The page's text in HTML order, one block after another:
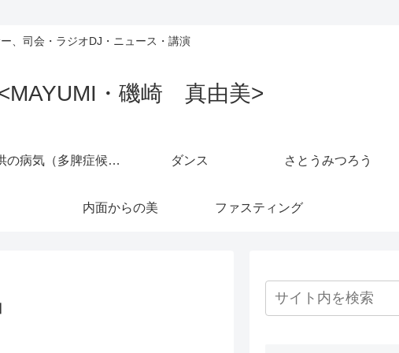
、司会・ラジオDJ・ニュース・講演
・磯崎 真由美>
子供の病気（多脾症候群） ダンス さとうみつろう
内面からの美 ファスティング